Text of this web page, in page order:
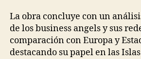
La obra concluye con un
de los business angels y sus
comparación con Europa y
destacando su papel en las